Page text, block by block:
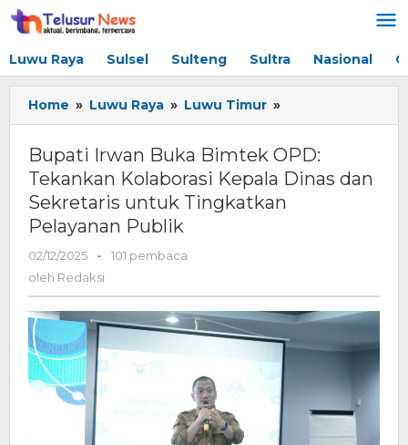
Lewati
ke
Luwu Raya Sulsel Sulteng Sultra Nasional
Home » Luwu Raya » Luwu Timur »
Irwan
Bimtek
OPD:
Tekankan
Sekretaris
untuk
Tingkatkan
Pelayanan
Publik
Bupati Irwan Buka Bimtek OPD:
Tekankan Kolaborasi Kepala Dinas dan
Sekretaris untuk Tingkatkan
Pelayanan Publik
02/12/2025
oleh
Redaksi
-
101 pembaca
oleh Redaksi